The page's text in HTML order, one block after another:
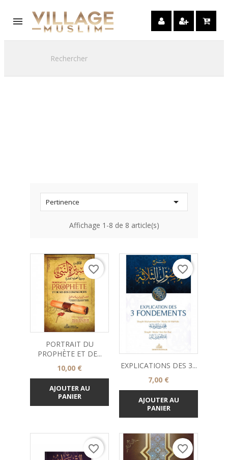

Pertinence 
Affichage 1-8 de 8 article(s)
PORTRAIT DU
PROPHÈTE ET DE...
Prix
10,00 €
AJOUTER AU
PANIER
favorite_border
EXPLICATIONS DES 3...
Prix
7,00 €
AJOUTER AU
PANIER
favorite_border
favorite_border favorite_border